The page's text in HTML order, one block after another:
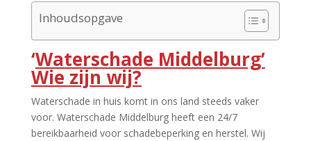
Inhoudsopgave
‘Waterschade Middelburg’
Wie zijn wij?
Waterschade in huis komt in ons land steeds vaker
voor. Waterschade Middelburg heeft een 24/7
bereikbaarheid voor schadebeperking en herstel. Wij